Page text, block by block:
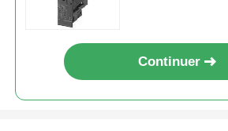
Continuer